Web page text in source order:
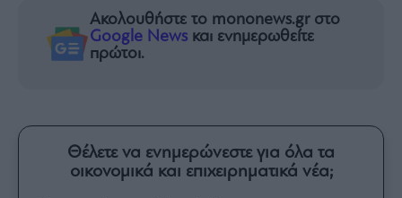
Ακολουθήστε το mononews.gr στο
Google News και ενημερωθείτε
πρώτοι.
Θέλετε να ενημερώνεστε για όλα τα
οικονομικά και επιχειρηματικά νέα;